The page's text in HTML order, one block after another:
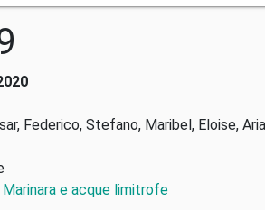
Federico, Stefano, Maribel, Eloise,
e acque limitrofe